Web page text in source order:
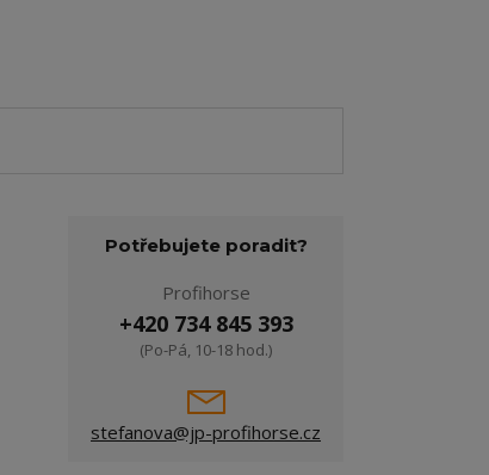
Potřebujete poradit?
Profihorse
+420 734 845 393
(Po-Pá, 10-18 hod.)
stefanova@jp-profihorse.cz